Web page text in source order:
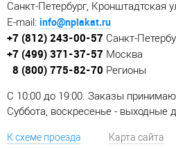
Санкт-Петербург, Кронштадтская
E-mail: info@nplakat.ru
+7 (812) 243-00-57 Санкт-
+7 (499) 371-37-57 Москва
8 (800) 775-82-70 Регионы
C 10:00 до 19:00. Заказы
Суббота, воскресенье - выходные
К схеме проезда Карта сайта